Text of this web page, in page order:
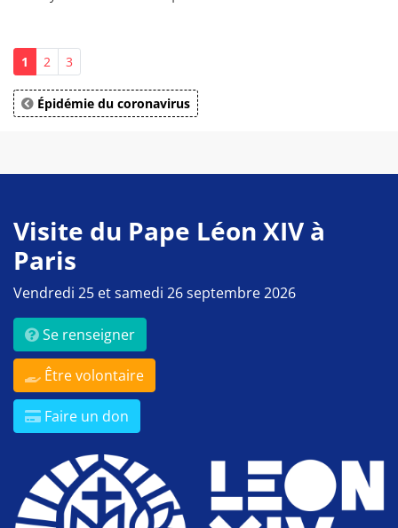
1 2 3
Épidémie du coronavirus
Visite du Pape Léon XIV à
Paris
Vendredi 25 et samedi 26 septembre 2026
Se renseigner
Être volontaire
Faire un don